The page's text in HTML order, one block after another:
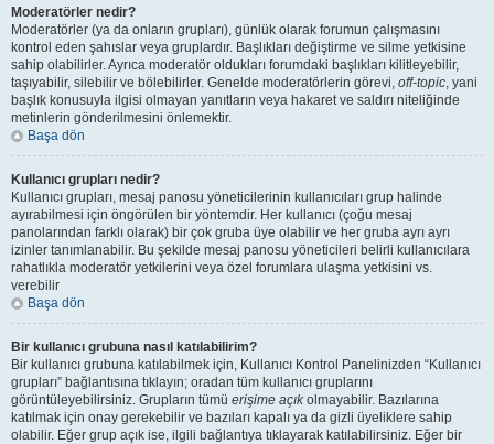
Moderatörler nedir?
Moderatörler (ya da onların grupları), günlük olarak forumun çalışmasını
kontrol eden şahıslar veya gruplardır. Başlıkları değiştirme ve silme yetkisine
sahip olabilirler. Ayrıca moderatör oldukları forumdaki başlıkları kilitleyebilir,
taşıyabilir, silebilir ve bölebilirler. Genelde moderatörlerin görevi, off-topic, yani
başlık konusuyla ilgisi olmayan yanıtların veya hakaret ve saldırı niteliğinde
metinlerin gönderilmesini önlemektir.
Başa dön
Kullanıcı grupları nedir?
Kullanıcı grupları, mesaj panosu yöneticilerinin kullanıcıları grup halinde
ayırabilmesi için öngörülen bir yöntemdir. Her kullanıcı (çoğu mesaj
panolarından farklı olarak) bir çok gruba üye olabilir ve her gruba ayrı ayrı
izinler tanımlanabilir. Bu şekilde mesaj panosu yöneticileri belirli kullanıcılara
rahatlıkla moderatör yetkilerini veya özel forumlara ulaşma yetkisini vs.
verebilir
Başa dön
Bir kullanıcı grubuna nasıl katılabilirim?
Bir kullanıcı grubuna katılabilmek için, Kullanıcı Kontrol Panelinizden “Kullanıcı
grupları” bağlantısına tıklayın; oradan tüm kullanıcı gruplarını
görüntüleyebilirsiniz. Grupların tümü erişime açıkolmayabilir. Bazılarına
katılmak için onay gerekebilir ve bazıları kapalı ya da gizli üyeliklere sahip
olabilir. Eğer grup açık ise, ilgili bağlantıya tıklayarak katılabilirsiniz. Eğer bir